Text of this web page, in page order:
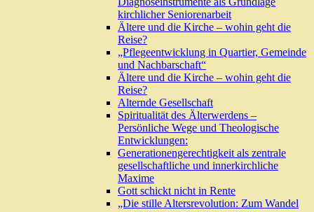
kirchlicher Seniorenarbeit
Ältere und die Kirche – wohin geht die
Reise?
„Pflegeentwicklung in Quartier, Gemeinde
und Nachbarschaft“
Ältere und die Kirche – wohin geht die
Reise?
Alternde Gesellschaft
Spiritualität des Älterwerdens –
Persönliche Wege und Theologische
Entwicklungen:
Generationengerechtigkeit als zentrale
gesellschaftliche und innerkirchliche
Maxime
Gott schickt nicht in Rente
„Die stille Altersrevolution: Zum Wandel